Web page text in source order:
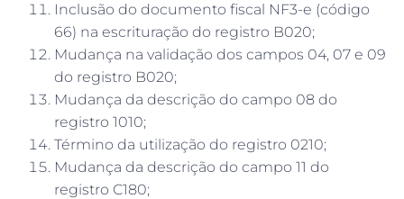
Inclusão do documento fiscal NF3-e (código
66) na escrituração do registro B020;
Mudança na validação dos campos 04, 07 e 09
do registro B020;
Mudança da descrição do campo 08 do
registro 1010;
Término da utilização do registro 0210;
Mudança da descrição do campo 11 do
registro C180;